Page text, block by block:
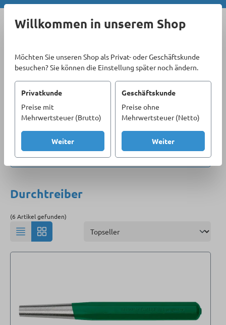
Zum Hauptinhalt springen
Willkommen in unserem Shop
Möchten Sie unseren Shop als Privat- oder Geschäftskunde
besuchen? Sie können die Einstellung später noch ändern.
Privatkunde
Preise mit
Mehrwertsteuer (Brutto)
Weiter
Geschäftskunde
Preise ohne
Mehrwertsteuer (Netto)
Weiter
Sortiment
Greif-, Schneid- und Schlagwerkzeuge
Schlagwerkzeuge
Durchtreiber
Produkte filtern
Durchtreiber
(6 Artikel gefunden)